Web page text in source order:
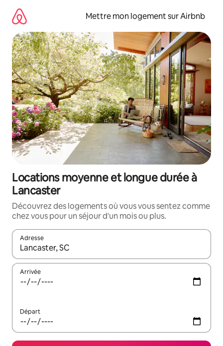
directement
contenu
Mettre mon logement sur Airbnb
Locations moyenne et longue durée à
Lancaster
Découvrez des logements où vous vous sentez comme
chez vous pour un séjour d'un mois ou plus.
Adresse
Lorsque les résultats s'affichent, utilisez les flèches vers le
Arrivée
Départ